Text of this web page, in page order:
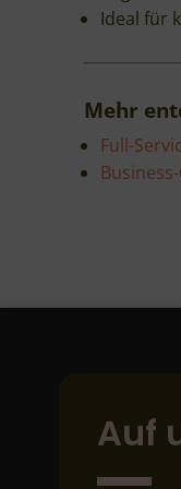
Ideal für
Mehr
Full-
Auf